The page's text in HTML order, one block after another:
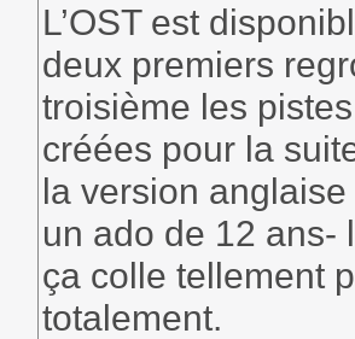
L’OST est
deux premiers
troisième les
créées pour la
la version
un ado de 12 ans-
ça colle tellement
totalement.